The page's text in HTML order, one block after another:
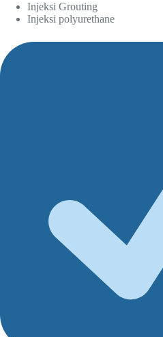
Injeksi Grouting
Injeksi polyurethane